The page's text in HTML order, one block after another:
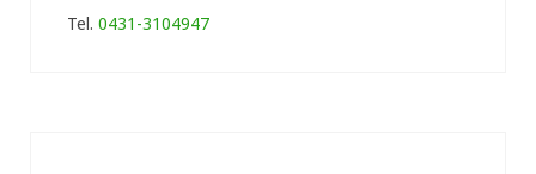
Tel. 0431-3104947